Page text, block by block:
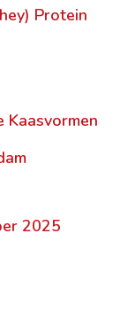
Protein
Kaasvormen
2025